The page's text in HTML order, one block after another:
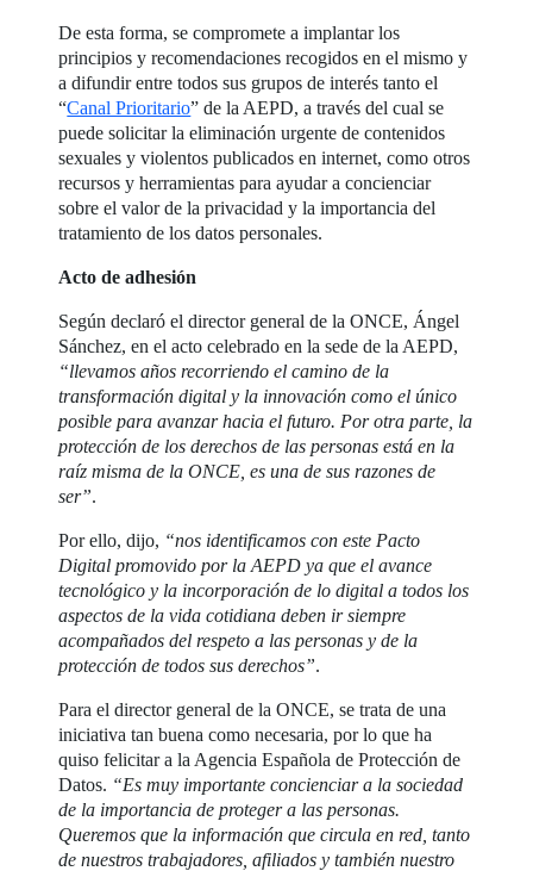
De esta forma, se compromete a implantar los
principios y recomendaciones recogidos en el mismo y
a difundir entre todos sus grupos de interés tanto el
“Canal Prioritario” de la AEPD, a través del cual se
puede solicitar la eliminación urgente de contenidos
sexuales y violentos publicados en internet, como otros
recursos y herramientas para ayudar a concienciar
sobre el valor de la privacidad y la importancia del
tratamiento de los datos personales.
Acto de adhesión
Según declaró el director general de la ONCE, Ángel
Sánchez, en el acto celebrado en la sede de la AEPD,
“llevamos años recorriendo el camino de la
transformación digital y la innovación como el único
posible para avanzar hacia el futuro. Por otra parte, la
protección de los derechos de las personas está en la
raíz misma de la ONCE, es una de sus razones de
ser”.
Por ello, dijo, “nos identificamos con este Pacto
Digital promovido por la AEPD ya que el avance
tecnológico y la incorporación de lo digital a todos los
aspectos de la vida cotidiana deben ir siempre
acompañados del respeto a las personas y de la
protección de todos sus derechos”.
Para el director general de la ONCE, se trata de una
iniciativa tan buena como necesaria, por lo que ha
quiso felicitar a la Agencia Española de Protección de
Datos. “Es muy importante concienciar a la sociedad
de la importancia de proteger a las personas.
Queremos que la información que circula en red, tanto
de nuestros trabajadores, afiliados y también nuestro